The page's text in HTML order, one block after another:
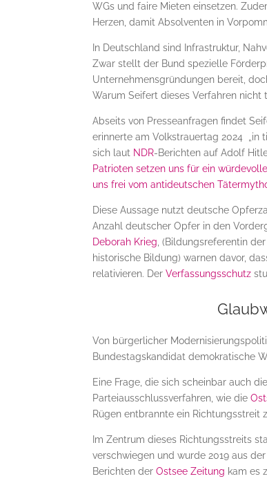
WGs und faire Mieten einsetzen.
Herzen, damit Absolventen in
In Deutschland sind Infrastruktur,
Zwar stellt der Bund spezielle
Unternehmensgründungen bereit,
Warum Seifert dieses Verfahren
Abseits von Presseanfragen findet
erinnerte am Volkstrauertag 2024 „in
sich laut NDR-Berichten auf Adolf
Patrioten setzen uns für ein
uns frei vom antideutschen
Diese Aussage nutzt deutsche
Anzahl deutscher Opfer in den
Deborah Krieg , (Bildungsreferentin
historische Bildung) warnen davor,
relativieren. DerVerfassungsschutz
Von bürgerlicher
Bundestagskandidat demokratische
Eine Frage, die sich scheinbar auch
Parteiausschlussverfahren, wie die
Rügen entbrannte ein
Im Zentrum dieses Richtungsstreits
verschwiegen und wurde 2019 aus
Berichten derOstsee Zeitung kam es